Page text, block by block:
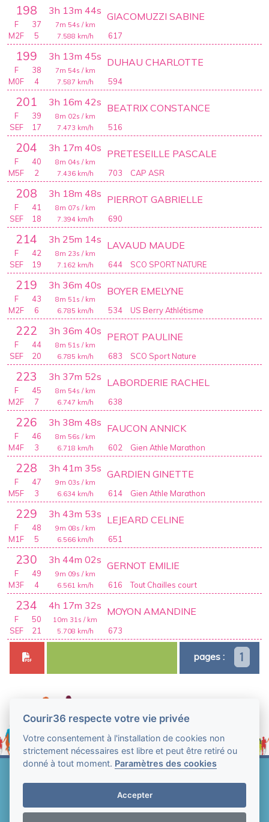
198 3h 13m 44s
617
GIACOMUZZI SABINE
7m 54s / km
7.588 km/h
F
37
M2F
5
199 3h 13m 45s
594
DUHAU CHARLOTTE
7m 54s / km
7.587 km/h
F
38
M0F
4
201 3h 16m 42s
516
BEATRIX CONSTANCE
8m 02s / km
7.473 km/h
F
39
SEF
17
204 3h 17m 40s
703
PRETESEILLE PASCALE
8m 04s / km
7.436 km/h
F
40
M5F
2 CAP ASR
208 3h 18m 48s
690
PIERROT GABRIELLE
8m 07s / km
7.394 km/h
F
41
SEF
18
214 3h 25m 14s
644
LAVAUD MAUDE
8m 23s / km
7.162 km/h
F
42
SEF
19 SCO SPORT NATURE
219 3h 36m 40s
534
BOYER EMELYNE
8m 51s / km
6.785 km/h
F
43
M2F
6 US Berry Athlétisme
222 3h 36m 40s
683
PEROT PAULINE
8m 51s / km
6.785 km/h
F
44
SEF
20 SCO Sport Nature
223 3h 37m 52s
638
LABORDERIE RACHEL
8m 54s / km
6.747 km/h
F
45
M2F
7
226 3h 38m 48s
602
FAUCON ANNICK
8m 56s / km
6.718 km/h
F
46
M4F
3 Gien Athle Marathon
228 3h 41m 35s
614
GARDIEN GINETTE
9m 03s / km
6.634 km/h
F
47
M5F
3 Gien Athle Marathon
229 3h 43m 53s
651
LEJEARD CELINE
9m 08s / km
6.566 km/h
F
48
M1F
5
230 3h 44m 02s
616
GERNOT EMILIE
9m 09s / km
6.561 km/h
F
49
M3F
4 Tout Chailles court
234 4h 17m 32s
673
MOYON AMANDINE
10m 31s / km
5.708 km/h
F
50
SEF
21
pages : 1
2004-2026
Mentions légales et conditions générales
Courir36 respecte votre vie privée
Votre consentement à l'installation de cookies non
strictement nécessaires est libre et peut être retiré ou
donné à tout moment. Paramètres des cookies
Accepter